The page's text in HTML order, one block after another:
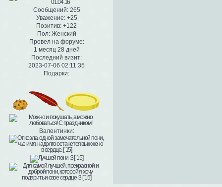
Сообщений:265
Уважение: +25
Позитив: +122
Пол:Женский
Провел на форуме:
1 месяц 28 дней
Последний визит:
2023-07-06 02:11:35
Подарки:
Валентинки: